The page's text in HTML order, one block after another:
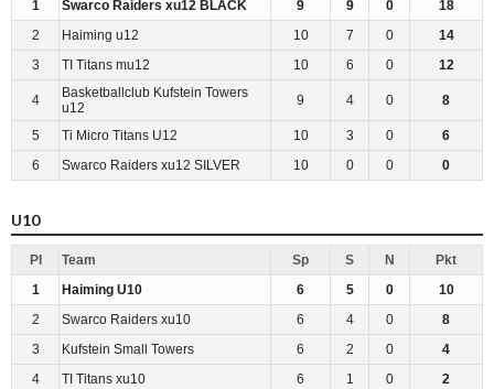
1
Swarco Raiders xu12 BLACK 9 9 0
18
2
Haiming u12 10 7 0
14
3
TI Titans mu12 10 6 0 12
4
Basketballclub Kufstein Towers
u12
9 4 0 8
5 Ti Micro Titans U12 10 3 0
6
6
Swarco Raiders xu12 SILVER 10 0 0 0
U10
Pl Team Sp S N
Pkt
1
Haiming U10 6 5 0
10
2
Swarco Raiders xu10 6 4 0
8
3
Kufstein Small Towers 6 2 0
4
4
TI Titans xu10 6 1 0 2